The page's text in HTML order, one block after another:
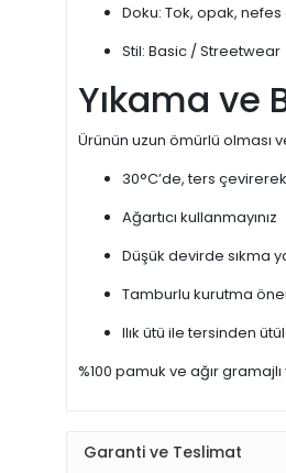
Doku: Tok, opak,
Stil: Basic / Streetwear
Yıkama ve
Ürünün uzun ömürlü olması
30°C’de, ters çevirerek
Ağartıcı kullanmayınız
Düşük devirde sıkma
Tamburlu kurutma
Ilık ütü ile tersinden
%100 pamuk ve ağır
Garanti ve Teslimat